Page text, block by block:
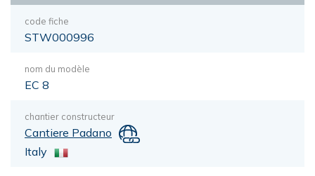
code fiche
STW000996
nom du modèle
EC 8
chantier constructeur
Cantiere Padano
Italy